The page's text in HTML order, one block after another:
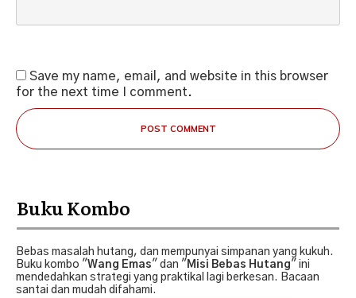
Save my name, email, and website in this browser
for the next time I comment.
POST COMMENT
Buku Kombo
Bebas masalah hutang, dan mempunyai simpanan yang kukuh.
Buku kombo "Wang Emas" dan " Misi Bebas Hutang" ini
mendedahkan strategi yang praktikal lagi berkesan. Bacaan
santai dan mudah difahami.